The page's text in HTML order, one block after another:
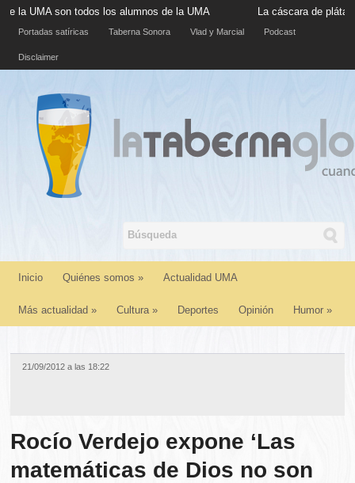
son todos los alumnos de la UMA La cáscara de plátano
Portadas satíricas Taberna Sonora Vlad y Marcial Podcast
Disclaimer
Inicio Quiénes somos » Actualidad UMA
Más actualidad » Cultura» Deportes Opinión Humor »
21/09/2012 a las 18:22
Rocío Verdejo expone ‘Las
matemáticas de Dios no son